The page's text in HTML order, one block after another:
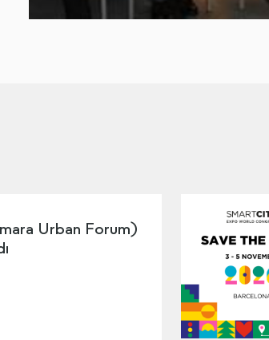
Urban Forum)